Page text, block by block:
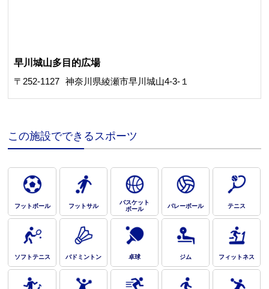
早川城山多目的広場
〒252-1127
神奈川県綾瀬市早川城山4-3-１
この施設でできるスポーツ
フットボール フットサル
バスケット
ボール
バレーボール テニス
ソフトテニス バドミントン 卓球 ジム フィットネス